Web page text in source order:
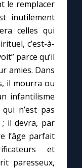
le remplacer
inutilement
celles qui
c’est-à-
parce qu’il
amies. Dans
il mourra ou
infantilisme
n’est pas
il devra, par
l’âge parfait
et
paresseux,